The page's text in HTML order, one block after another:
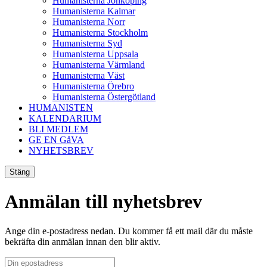
Humanisterna Kalmar
Humanisterna Norr
Humanisterna Stockholm
Humanisterna Syd
Humanisterna Uppsala
Humanisterna Värmland
Humanisterna Väst
Humanisterna Örebro
Humanisterna Östergötland
HUMANISTEN
KALENDARIUM
BLI MEDLEM
GE EN GåVA
NYHETSBREV
Stäng
Anmälan till nyhetsbrev
Ange din e-postadress nedan. Du kommer få ett mail där du måste
bekräfta din anmälan innan den blir aktiv.